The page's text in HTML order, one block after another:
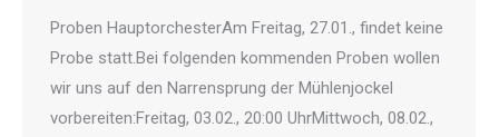
Proben HauptorchesterAm Freitag, 27.01., findet keine
Probe statt.Bei folgenden kommenden Proben wollen
wir uns auf den Narrensprung der Mühlenjockel
vorbereiten:Freitag, 03.02., 20:00 UhrMittwoch, 08.02.,